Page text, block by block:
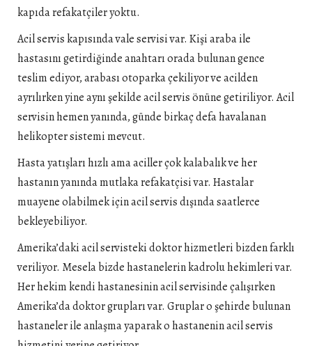
kapıda refakatçiler yoktu.
Acil servis kapısında vale servisi var. Kişi araba ile
hastasını getirdiğinde anahtarı orada bulunan gence
teslim ediyor, arabası otoparka çekiliyor ve acilden
ayrılırken yine aynı şekilde acil servis önüne getiriliyor. Acil
servisin hemen yanında, günde birkaç defa havalanan
helikopter sistemi mevcut.
Hasta yatışları hızlı ama aciller çok kalabalık ve her
hastanın yanında mutlaka refakatçisi var. Hastalar
muayene olabilmek için acil servis dışında saatlerce
bekleyebiliyor.
Amerika’daki acil servisteki doktor hizmetleri bizden farklı
veriliyor. Mesela bizde hastanelerin kadrolu hekimleri var.
Her hekim kendi hastanesinin acil servisinde çalışırken
Amerika’da doktor grupları var. Gruplar o şehirde bulunan
hastaneler ile anlaşma yaparak o hastanenin acil servis